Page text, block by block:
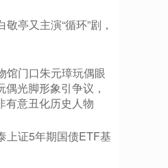
亭又主演“循环”剧，
馆门口朱元璋玩偶眼
光脚形象引争议，
有意丑化历史人物
上证5年期国债ETF基